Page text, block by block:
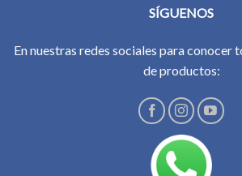
SÍGUENOS
En nuestras redes sociales para conocer
de productos: